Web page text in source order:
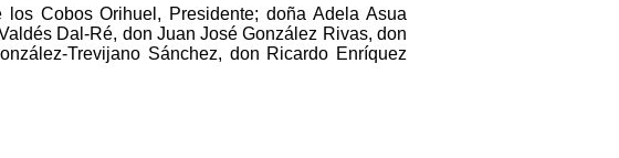
Cobos Orihuel, Presidente; doña Adela Asua
Dal-Ré, don Juan José González Rivas, don
Trevijano Sánchez, don Ricardo Enríquez